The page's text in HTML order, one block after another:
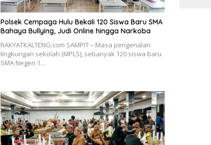
Polsek Cempaga Hulu Bekali 120 Siswa Baru SMA
Bahaya Bullying, Judi Online hingga Narkoba
RAKYATKALTENG.com SAMPIT – Masa pengenalan
lingkungan sekolah (MPLS), sebanyak 120 siswa baru
SMA Negeri 1…